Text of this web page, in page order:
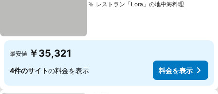
レストラン「Lora」の地中海料理料金を表
最安値 ￥35,321
4件のサイトの料金を表示 料金を表示